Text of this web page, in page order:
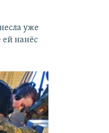
уже
ей нанёс